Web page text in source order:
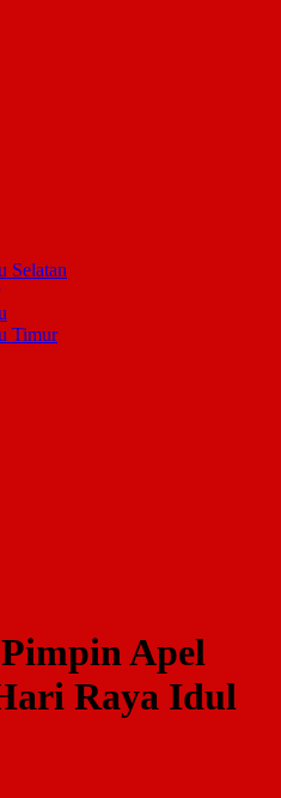
Selatan
Timur
Apel
Raya Idul